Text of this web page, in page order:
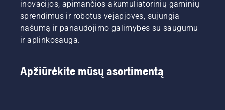
inovacijos, apimančios akumuliatorinių gaminių
sprendimus ir robotus vejapjoves, sujungia
našumą ir panaudojimo galimybes su saugumu
ir aplinkosauga.
Apžiūrėkite mūsų asortimentą